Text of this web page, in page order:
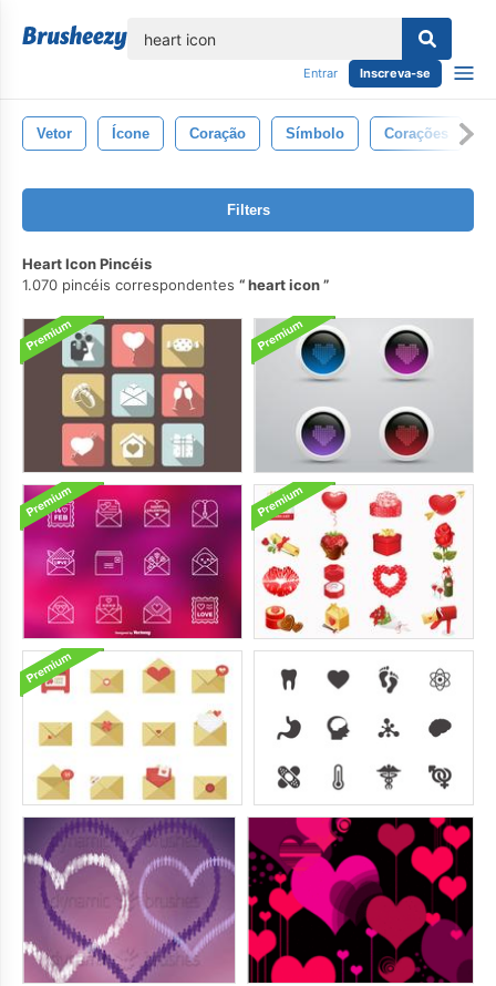
Entrar Inscreva-se
Vetor Ícone Coração Símbolo Corações
Filters
Heart Icon Pincéis
1.070 pincéis correspondentes
heart icon